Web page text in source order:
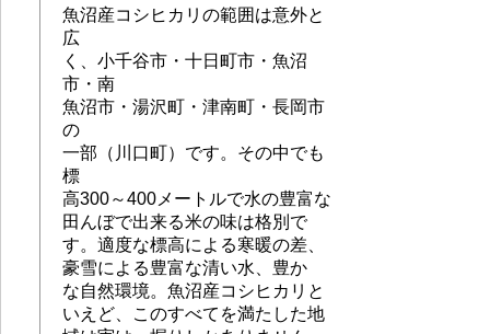
魚沼産コシヒカリの範囲は意外と
広
く、小千谷市・十日町市・魚沼
市・南
魚沼市・湯沢町・津南町・長岡市
の
一部（川口町）です。その中でも
標
高300～400メートルで水の豊富な
田んぼで出来る米の味は格別で
す。適度な標高による寒暖の差、
豪雪による豊富な清い水、豊か
な自然環境。魚沼産コシヒカリと
いえど、このすべてを満たした地